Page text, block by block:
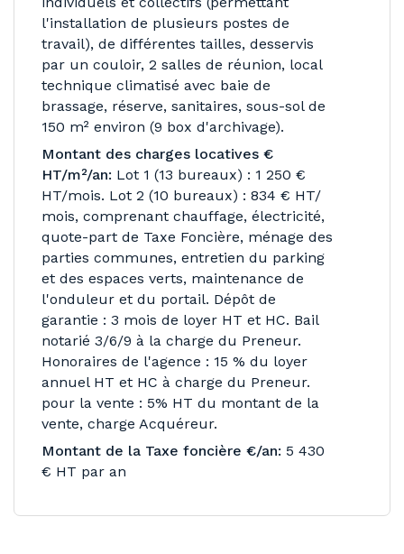
l'installation de plusieurs postes de
travail), de différentes tailles, desservis
par un couloir, 2 salles de réunion, local
technique climatisé avec baie de
brassage, réserve, sanitaires, sous-sol de
150 m² environ (9 box d'archivage).
Montant des charges locatives €
HT/m²/an: Lot 1 (13 bureaux) : 1 250 €
HT/mois. Lot 2 (10 bureaux) : 834 € HT/
mois, comprenant chauffage, électricité,
quote-part de Taxe Foncière, ménage des
parties communes, entretien du parking
et des espaces verts, maintenance de
l'onduleur et du portail. Dépôt de
garantie : 3 mois de loyer HT et HC. Bail
notarié 3/6/9 à la charge du Preneur.
Honoraires de l'agence : 15 % du loyer
annuel HT et HC à charge du Preneur.
pour la vente : 5% HT du montant de la
vente, charge Acquéreur.
Montant de la Taxe foncière €/an: 5 430
€ HT par an